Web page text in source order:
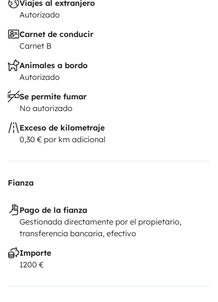
Viajes al extranjero
Autorizado
Carnet de conducir
Carnet B
Animales a bordo
Autorizado
Se permite fumar
No autorizado
Exceso de kilometraje
0,30 € por km adicional
Fianza
Pago de la fianza
Gestionada directamente por el propietario,
transferencia bancaria, efectivo
Importe
1200 €